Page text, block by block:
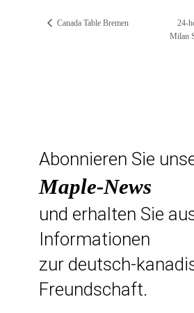
Canada Table Bremen
24-
Milan
Abonnieren Sie
Maple-News
und erhalten Sie
Informationen
zur deutsch-
Freundschaft.